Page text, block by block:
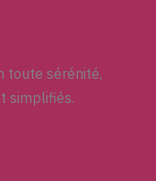
toute sérénité,
simplifiés.